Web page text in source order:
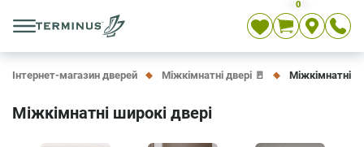
0
Інтернет-магазин дверей Міжкімнатні двері 🚪 Міжкімнатні
Міжкімнатні широкі двері